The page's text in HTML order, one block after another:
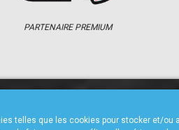
telles que les cookies pour stocker et/ou
PARTENAIRE PREMIUM
CHAMPIONNAT